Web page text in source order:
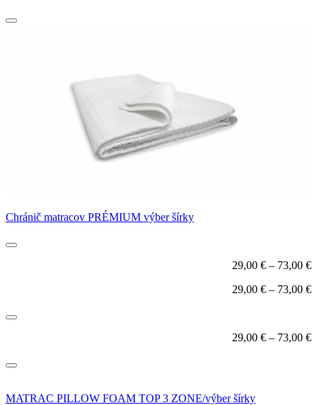
Chránič matracov PRÉMIUM výber šírky
29,00 € – 73,00 €
29,00 € – 73,00 €
29,00 € – 73,00 €
MATRAC PILLOW FOAM TOP 3 ZONE/výber šírky